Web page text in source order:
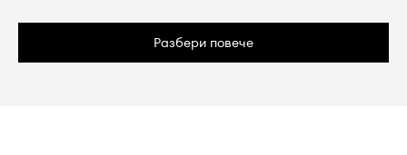
Разбери повече